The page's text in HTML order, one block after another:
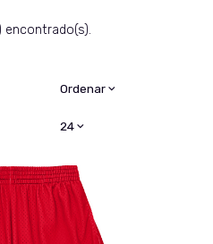
encontrado(s).
Ordenar
24